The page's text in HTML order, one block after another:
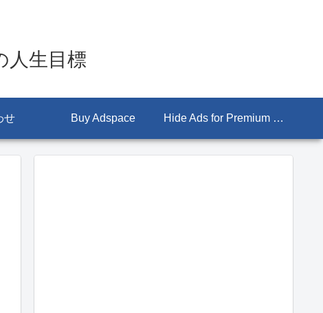
人生目標
せ Buy Adspace Hide Ads for Premium Members